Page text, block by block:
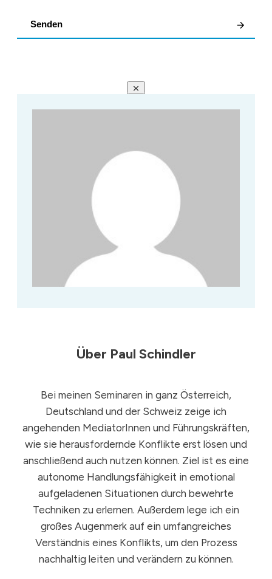
Senden
Über Paul Schindler
Bei meinen Seminaren in ganz Österreich,
Deutschland und der Schweiz zeige ich
angehenden MediatorInnen und Führungskräften,
wie sie herausfordernde Konflikte erst lösen und
anschließend auch nutzen können. Ziel ist es eine
autonome Handlungsfähigkeit in emotional
aufgeladenen Situationen durch bewehrte
Techniken zu erlernen. Außerdem lege ich ein
großes Augenmerk auf ein umfangreiches
Verständnis eines Konflikts, um den Prozess
nachhaltig leiten und verändern zu können.